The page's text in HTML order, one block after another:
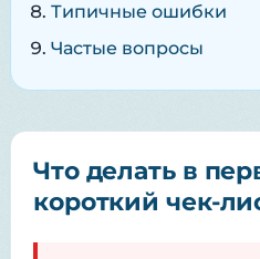
Типичные ошибки
Частые вопросы
Что делать в
короткий чек-